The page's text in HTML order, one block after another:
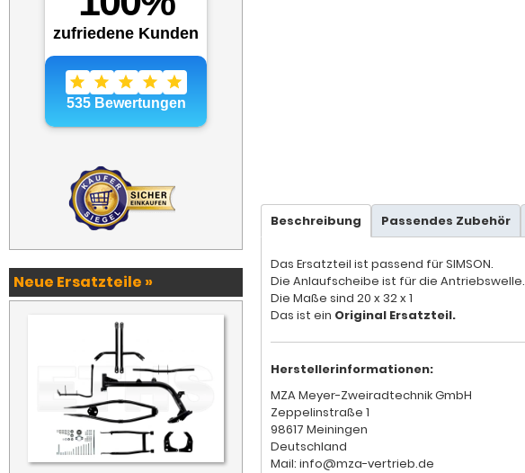
Beschreibung Passendes Zubehör
Das Ersatzteil ist passend für SIMSON.
Die Anlaufscheibe ist für die Antriebswelle.
Die Maße sind 20 x 32 x 1
Das ist ein Original Ersatzteil.
Herstellerinformationen:
MZA Meyer-Zweiradtechnik GmbH
Zeppelinstraße 1
98617 Meiningen
Deutschland
Mail: info@mza-vertrieb.de
Neue Ersatzteile »